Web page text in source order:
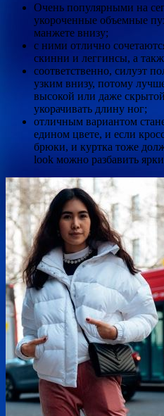
Очень популярными на
укороченные объемные
манжете внизу;
с ними отлично
скинни и леггинсы, а
соответственно, силуэт
узким внизу, потому
высокой или даже
укорачивать длину ног;
отличным вариантом
едином цвете, и если
брюки, и куртка тоже
look можно разбавить